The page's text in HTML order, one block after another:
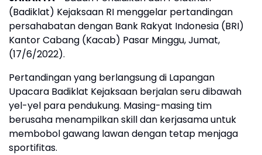
(Badiklat) Kejaksaan RI menggelar pertandingan
persahabatan dengan Bank Rakyat Indonesia (BRI)
Kantor Cabang (Kacab) Pasar Minggu, Jumat,
(17/6/2022).
Pertandingan yang berlangsung di Lapangan
Upacara Badiklat Kejaksaan berjalan seru dibawah
yel-yel para pendukung. Masing-masing tim
berusaha menampilkan skill dan kerjasama untuk
membobol gawang lawan dengan tetap menjaga
sportifitas.